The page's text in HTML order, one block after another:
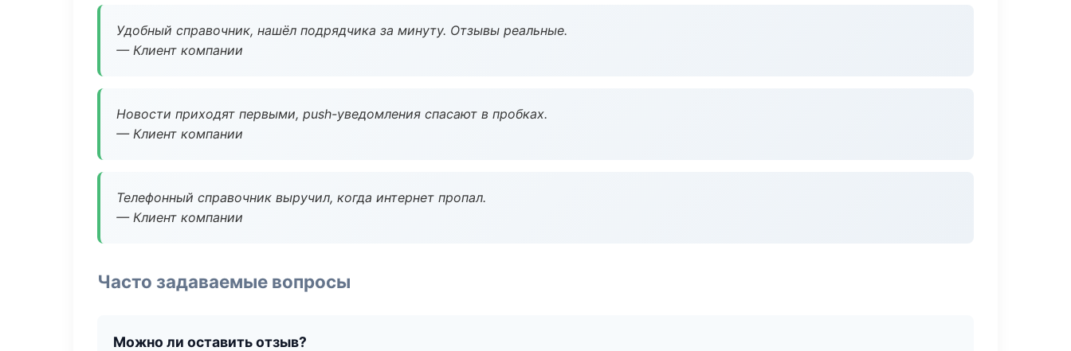
Удобный справочник, нашёл подрядчика за минуту. Отзывы реальные.
— Клиент компании
Новости приходят первыми, push-уведомления спасают в пробках.
— Клиент компании
Телефонный справочник выручил, когда интернет пропал.
— Клиент компании
Часто задаваемые вопросы
Можно ли оставить отзыв?